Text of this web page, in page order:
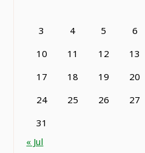
3
4 5 6
10
11 12 13
17
18 19 20
24
25 26 27
31
« Jul